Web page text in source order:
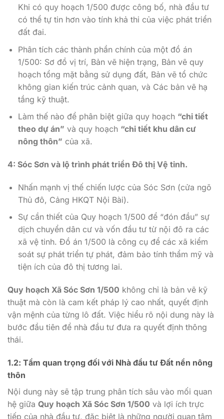
Khi có quy hoạch 1/500 được công bố, nhà đầu tư
có thể tự tin hơn vào tính khả thi của việc phát triển
đất đai.
Phân tích các thành phần chính của một đồ án
1/500: Sơ đồ vị trí, Bản vẽ hiện trạng, Bản vẽ quy
hoạch tổng mặt bằng sử dụng đất, Bản vẽ tổ chức
không gian kiến trúc cảnh quan, và Các bản vẽ hạ
tầng kỹ thuật.
Làm thế nào để phân biệt giữa quy hoạch “chi tiết
theo dự án” và quy hoạch “chi tiết khu dân cư
nông thôn” của xã.
4: Sóc Sơn và lộ trình phát triển Đô thị Vệ tinh.
Nhấn mạnh vị thế chiến lược của Sóc Sơn (cửa ngõ
Thủ đô, Cảng HKQT Nội Bài).
Sự cần thiết của Quy hoạch 1/500 để “đón đầu” sự
dịch chuyển dân cư và vốn đầu tư từ nội đô ra các
xã vệ tinh. Đồ án 1/500 là công cụ để các xã kiểm
soát sự phát triển tự phát, đảm bảo tính thẩm mỹ và
tiện ích của đô thị tương lai.
Quy hoạch Xã Sóc Sơn 1/500 không chỉ là bản vẽ kỹ
thuật mà còn là cam kết pháp lý cao nhất, quyết định
vận mệnh của từng lô đất. Việc hiểu rõ nội dung này là
bước đầu tiên để nhà đầu tư đưa ra quyết định thông
thái.
1.2: Tầm quan trọng đối với Nhà đầu tư Đất nền nông
thôn
Nội dung này sẽ tập trung phân tích sâu vào mối quan
hệ giữa Quy hoạch Xã Sóc Sơn 1/500 và lợi ích trực
tiếp của nhà đầu tư, đặc biệt là những người quan tâm